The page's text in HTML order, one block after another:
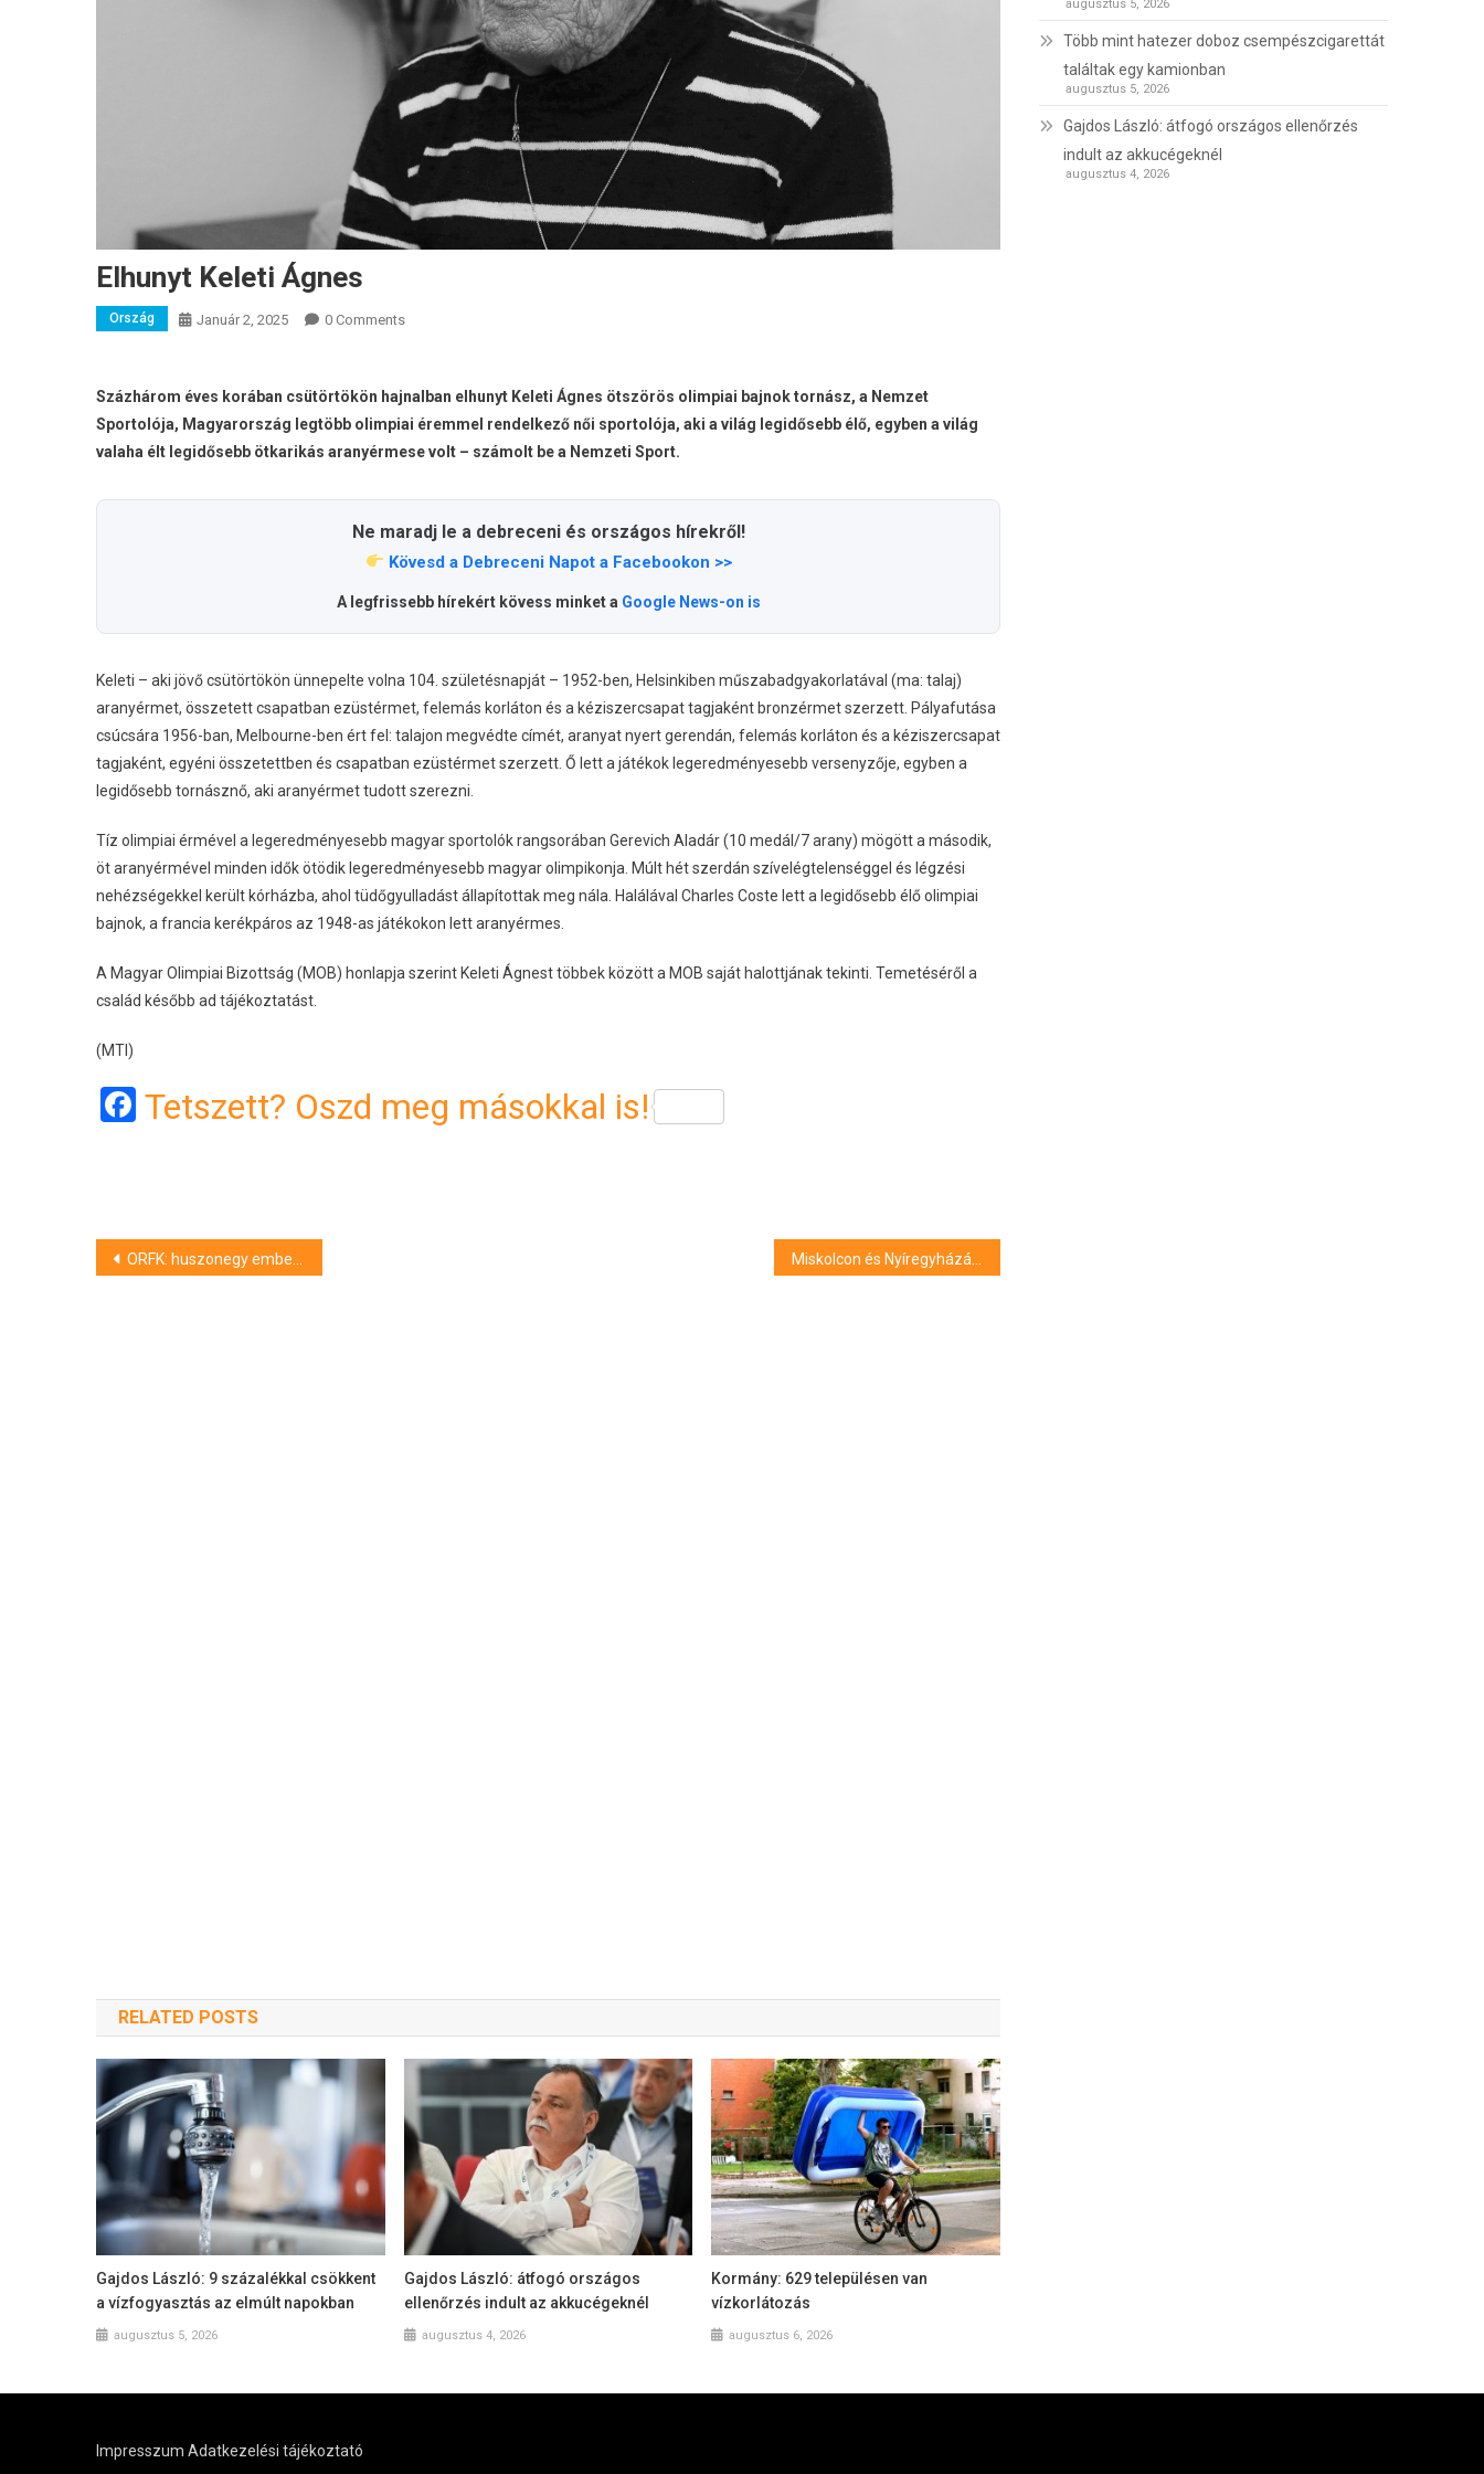
Elhunyt Keleti Ágnes
Ország Január 2, 2025 0 Comments
Százhárom éves korában csütörtökön hajnalban elhunyt Keleti Ágnes ötszörös olimpiai bajnok tornász, a Nemzet
Sportolója, Magyarország legtöbb olimpiai éremmel rendelkező női sportolója, aki a világ legidősebb élő, egyben a világ
valaha élt legidősebb ötkarikás aranyérmese volt – számolt be a Nemzeti Sport.
Ne maradj le a debreceni és országos hírekről!
Kövesd a Debreceni Napot a Facebookon >>
A legfrissebb hírekért kövess minket a Google News-on is
Keleti – aki jövő csütörtökön ünnepelte volna 104. születésnapját – 1952-ben, Helsinkiben műszabadgyakorlatával (ma: talaj)
aranyérmet, összetett csapatban ezüstérmet, felemás korláton és a kéziszercsapat tagjaként bronzérmet szerzett. Pályafutása
csúcsára 1956-ban, Melbourne-ben ért fel: talajon megvédte címét, aranyat nyert gerendán, felemás korláton és a kéziszercsapat
tagjaként, egyéni összetettben és csapatban ezüstérmet szerzett. Ő lett a játékok legeredményesebb versenyzője, egyben a
legidősebb tornásznő, aki aranyérmet tudott szerezni.
Tíz olimpiai érmével a legeredményesebb magyar sportolók rangsorában Gerevich Aladár (10 medál/7 arany) mögött a második,
öt aranyérmével minden idők ötödik legeredményesebb magyar olimpikonja. Múlt hét szerdán szívelégtelenséggel és légzési
nehézségekkel került kórházba, ahol tüdőgyulladást állapítottak meg nála. Halálával Charles Coste lett a legidősebb élő olimpiai
bajnok, a francia kerékpáros az 1948-as játékokon lett aranyérmes.
A Magyar Olimpiai Bizottság (MOB) honlapja szerint Keleti Ágnest többek között a MOB saját halottjának tekinti. Temetéséről a
család később ad tájékoztatást.
(MTI)
Facebook
Tetszett? Oszd meg másokkal is!
Bejegyzés
ORFK: huszonegy emberrel szemben indult eljárás polgári célú robbanóanyaggal és pirotechnikai termékkel kapcsolatos szabálysértések miatt
RELATED POSTS
Gajdos László: 9 százalékkal csökkent
a vízfogyasztás az elmúlt napokban
augusztus 5, 2026
Gajdos László: átfogó országos
ellenőrzés indult az akkucégeknél
augusztus 4, 2026
Kormány: 629 településen van
vízkorlátozás
augusztus 6, 2026
augusztus 5, 2026
Több mint hatezer doboz csempészcigarettát
találtak egy kamionban
augusztus 5, 2026
Gajdos László: átfogó országos ellenőrzés
indult az akkucégeknél
augusztus 4, 2026
Impresszum Adatkezelési tájékoztató